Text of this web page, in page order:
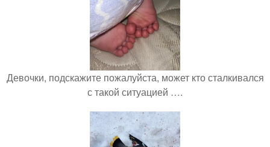
Девочки, подскажите пожалуйста, может кто сталкивался
с такой ситуацией ….